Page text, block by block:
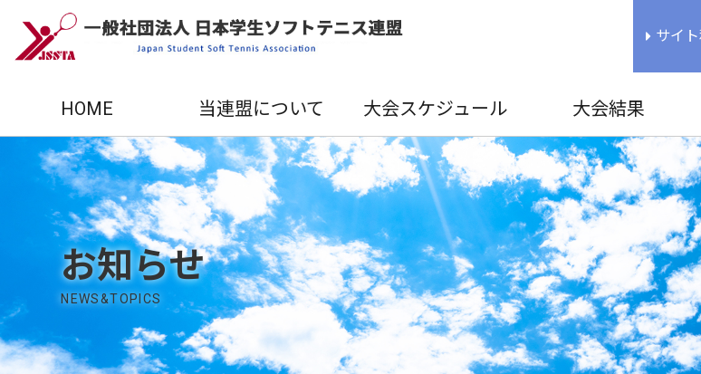
サイ
HOME 当連盟について 大会スケジュール 大会結果
お知らせ
NEWS&TOPICS